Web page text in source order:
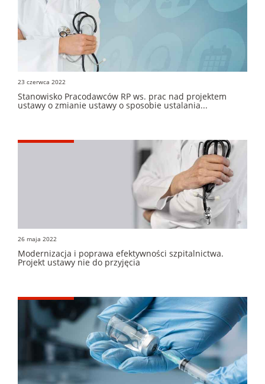
23 czerwca 2022
Stanowisko Pracodawców RP ws. prac nad projektem
ustawy o zmianie ustawy o sposobie ustalania...
26 maja 2022
Modernizacja i poprawa efektywności szpitalnictwa.
Projekt ustawy nie do przyjęcia